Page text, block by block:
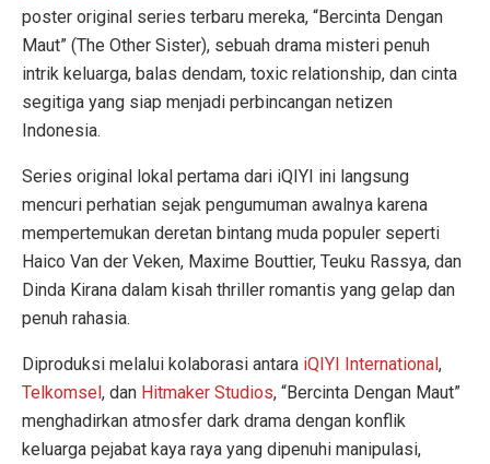
poster original series terbaru mereka, “Bercinta Dengan
Maut” (The Other Sister), sebuah drama misteri penuh
intrik keluarga, balas dendam, toxic relationship, dan cinta
segitiga yang siap menjadi perbincangan netizen
Indonesia.
Series original lokal pertama dari iQIYI ini langsung
mencuri perhatian sejak pengumuman awalnya karena
mempertemukan deretan bintang muda populer seperti
Haico Van der Veken, Maxime Bouttier, Teuku Rassya, dan
Dinda Kirana dalam kisah thriller romantis yang gelap dan
penuh rahasia.
Diproduksi melalui kolaborasi antara iQIYI International,
Telkomsel, dan Hitmaker Studios, “Bercinta Dengan Maut”
menghadirkan atmosfer dark drama dengan konflik
keluarga pejabat kaya raya yang dipenuhi manipulasi,